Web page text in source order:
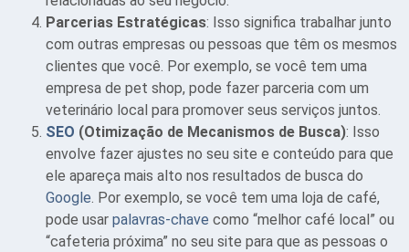
Parcerias Estratégicas: Isso significa trabalhar junto
com outras empresas ou pessoas que têm os mesmos
clientes que você. Por exemplo, se você tem uma
empresa de pet shop, pode fazer parceria com um
veterinário local para promover seus serviços juntos.
SEO (Otimização de Mecanismos de Busca): Isso
envolve fazer ajustes no seu site e conteúdo para que
ele apareça mais alto nos resultados de busca do
Google. Por exemplo, se você tem uma loja de café,
pode usar palavras-chave como “melhor café local” ou
“cafeteria próxima” no seu site para que as pessoas o